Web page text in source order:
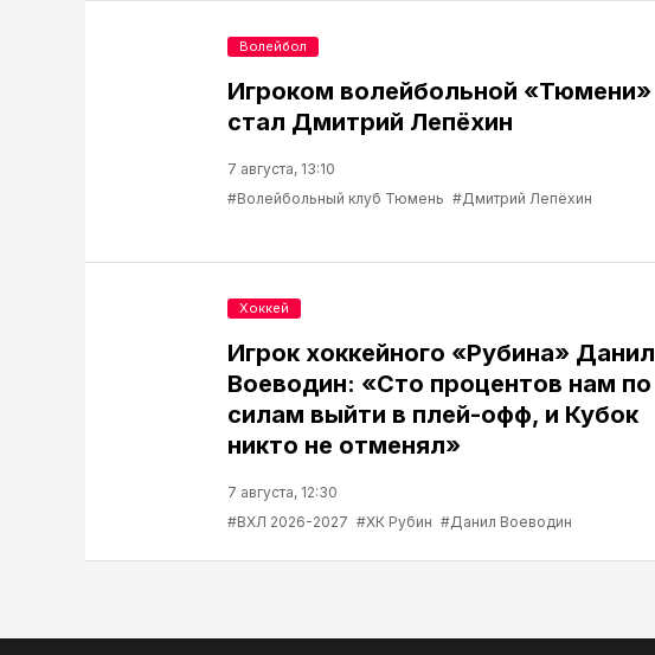
Игроком волейбольной «Тюмени»
стал Дмитрий Лепёхин
7 августа, 13:10
#Волейбольный клуб Тюмень #Дмитрий Лепёхин
Волейбол
Игрок хоккейного «Рубина» Данил
Воеводин: «Сто процентов нам по
силам выйти в плей-офф, и Кубок
никто не отменял»
7 августа, 12:30
#ВХЛ 2026-2027 #ХК Рубин #Данил Воеводин
Хоккей